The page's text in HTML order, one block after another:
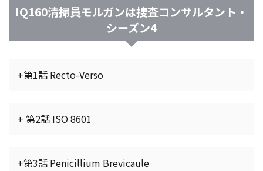
IQ160清掃員モルガンは捜査コンサルタント・
シーズン4
+第1話 Recto-Verso
+ 第2話 ISO 8601
+第3話 Penicillium Brevicaule